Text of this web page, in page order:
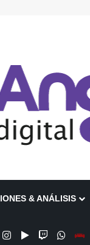
& ANÁLISIS
InstagramGoogle Play
Twitch